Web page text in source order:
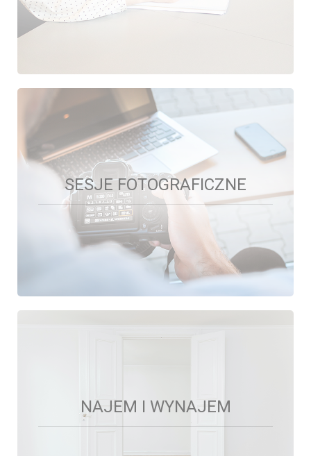
aby proces przebiegał sprawnie i bez zbędnych
SESJE FOTOGRAFICZNE
SESJE FOTOGRAFICZNE
W każdej nieruchomości wykonujemy profesjonalne
zdjęcia.
NAJEM I WYNAJEM
Pośredniczymy w wynajmie mieszkań, biur i lokali